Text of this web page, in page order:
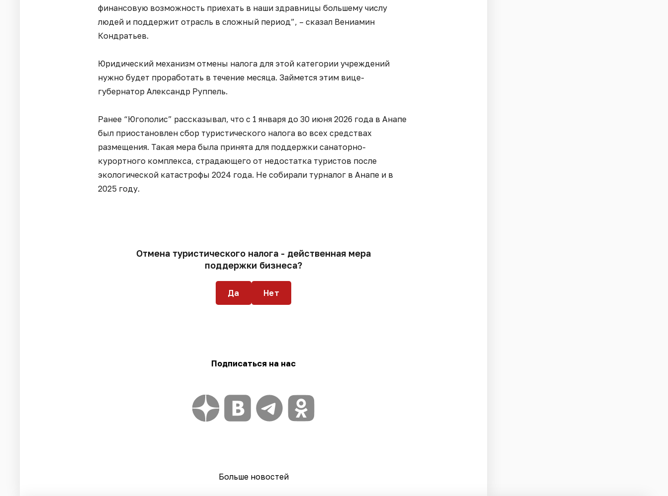
финансовую возможность приехать в наши здравницы большему числу
людей и поддержит отрасль в сложный период”, – сказал Вениамин
Кондратьев.
Юридический механизм отмены налога для этой категории учреждений
нужно будет проработать в течение месяца. Займется этим вице-
губернатор Александр Руппель.
Ранее “Югополис” рассказывал, что с 1 января до 30 июня 2026 года в Анапе
был приостановлен сбор туристического налога во всех средствах
размещения. Такая мера была принята для поддержки санаторно-
курортного комплекса, страдающего от недостатка туристов после
экологической катастрофы 2024 года. Не собирали турналог в Анапе и в
2025 году.
Отмена туристического налога - действенная мера
поддержки бизнеса?
Да Нет
Подписаться на нас
Больше новостей